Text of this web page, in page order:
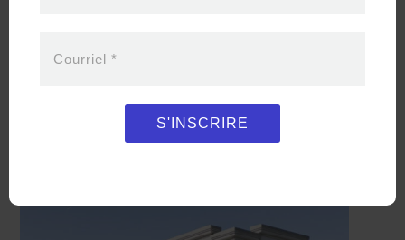
et la livraison d’images exploitables
Courriel *
S'INSCRIRE